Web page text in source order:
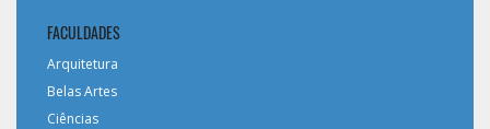
FACULDADES
Arquitetura
Belas Artes
Ciências